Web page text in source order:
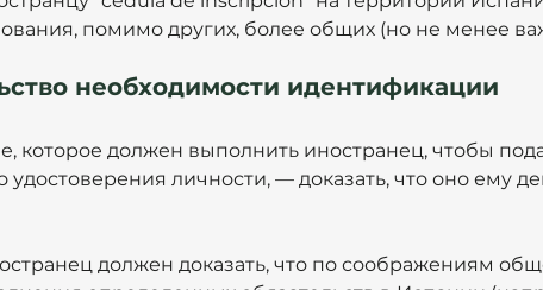
помимо других, более общих (но не менее
необходимости идентификации
которое должен выполнить иностранец, чтобы
удостоверения личности, — доказать, что оно ему
должен доказать, что по соображениям